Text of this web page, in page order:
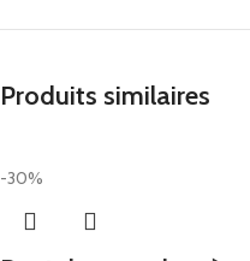
Produits similaires
-30%